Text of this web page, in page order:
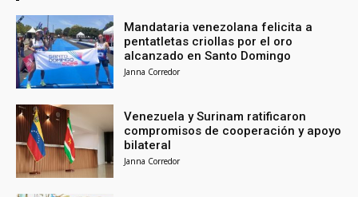
Mandataria venezolana felicita a
pentatletas criollas por el oro
alcanzado en Santo Domingo
Janna Corredor
Venezuela y Surinam ratificaron
compromisos de cooperación y apoyo
bilateral
Janna Corredor